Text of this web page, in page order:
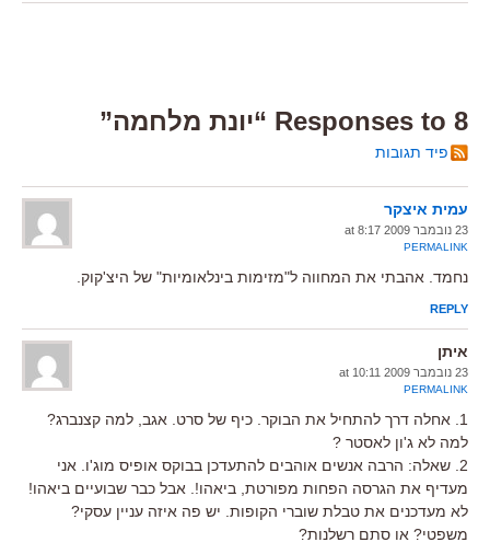
8 Responses to “יונת מלחמה”
פיד תגובות
עמית איצקר
23 נובמבר 2009 at 8:17
PERMALINK
נחמד. אהבתי את המחווה ל"מזימות בינלאומיות" של היצ'קוק.
REPLY
איתן
23 נובמבר 2009 at 10:11
PERMALINK
1. אחלה דרך להתחיל את הבוקר. כיף של סרט. אגב, למה קצנברג?
למה לא ג'ון לאסטר ?
2. שאלה: הרבה אנשים אוהבים להתעדכן בבוקס אופיס מוג'ו. אני
מעדיף את הגרסה הפחות מפורטת, ביאהו!. אבל כבר שבועיים ביאהו!
לא מעדכנים את טבלת שוברי הקופות. יש פה איזה עניין עסקי?
משפטי? או סתם רשלנות?